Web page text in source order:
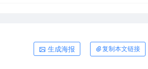
生成海报 复制本文链接